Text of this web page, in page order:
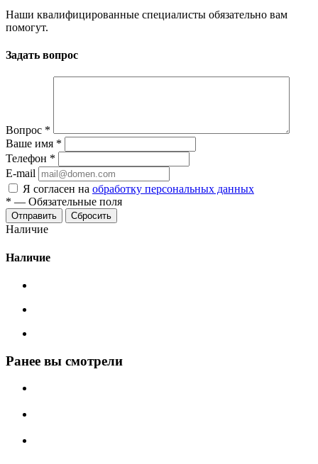
Наши квалифицированные специалисты обязательно вам
помогут.
Задать вопрос
Вопрос *
Ваше имя *
Телефон *
E-mail
Я согласен на обработку персональных данных
* — Обязательные поля
Сбросить
Наличие
Наличие
Ранее вы смотрели